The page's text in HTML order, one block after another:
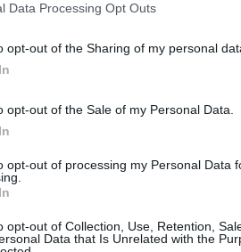
Data Processing Opt Outs
opt-out of the Sharing of my personal
opt-out of the Sale of my Personal Data.
opt-out of processing my Personal Data
opt-out of Collection, Use, Retention,
Data that Is Unrelated with the
più drammatica. “Il ragazzo
perchè ce l’avevano con
in piazza Matteotti per
– prosegue il tabaccaio –
ad arrivare ragazzi.
A quel punto ho chiamato i
in piazza Regina Margherita,
davanti alle divise.